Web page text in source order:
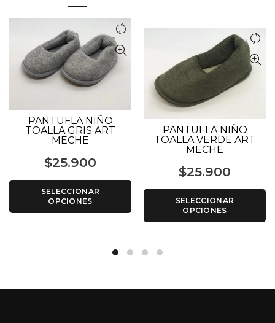
PANTUFLA NIÑO
TOALLA GRIS ART
MECHE
$25.900
SELECCIONAR
OPCIONES
PANTUFLA NIÑO
TOALLA VERDE ART
MECHE
$25.900
SELECCIONAR
OPCIONES